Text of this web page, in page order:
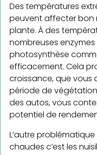
Des températures
peuvent affecter bon
plante. À des
nombreuses
photosynthèse
efficacement. Cela
croissance, que vous
période de
des autos, vous
potentiel de
L’autre
chaudes c’est les